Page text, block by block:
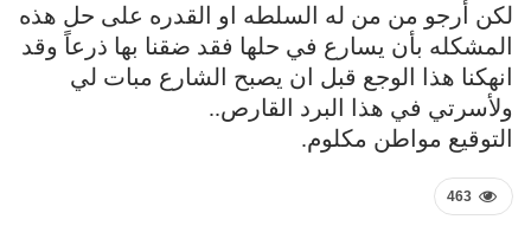
لكن أرجو من من له السلطه او القدره على حل هذه
المشكله بأن يسارع في حلها فقد ضقنا بها ذرعاً وقد
انهكنا هذا الوجع قبل ان يصبح الشارع مبات لي
ولأسرتي في هذا البرد القارص..
التوقيع مواطن مكلوم.
463